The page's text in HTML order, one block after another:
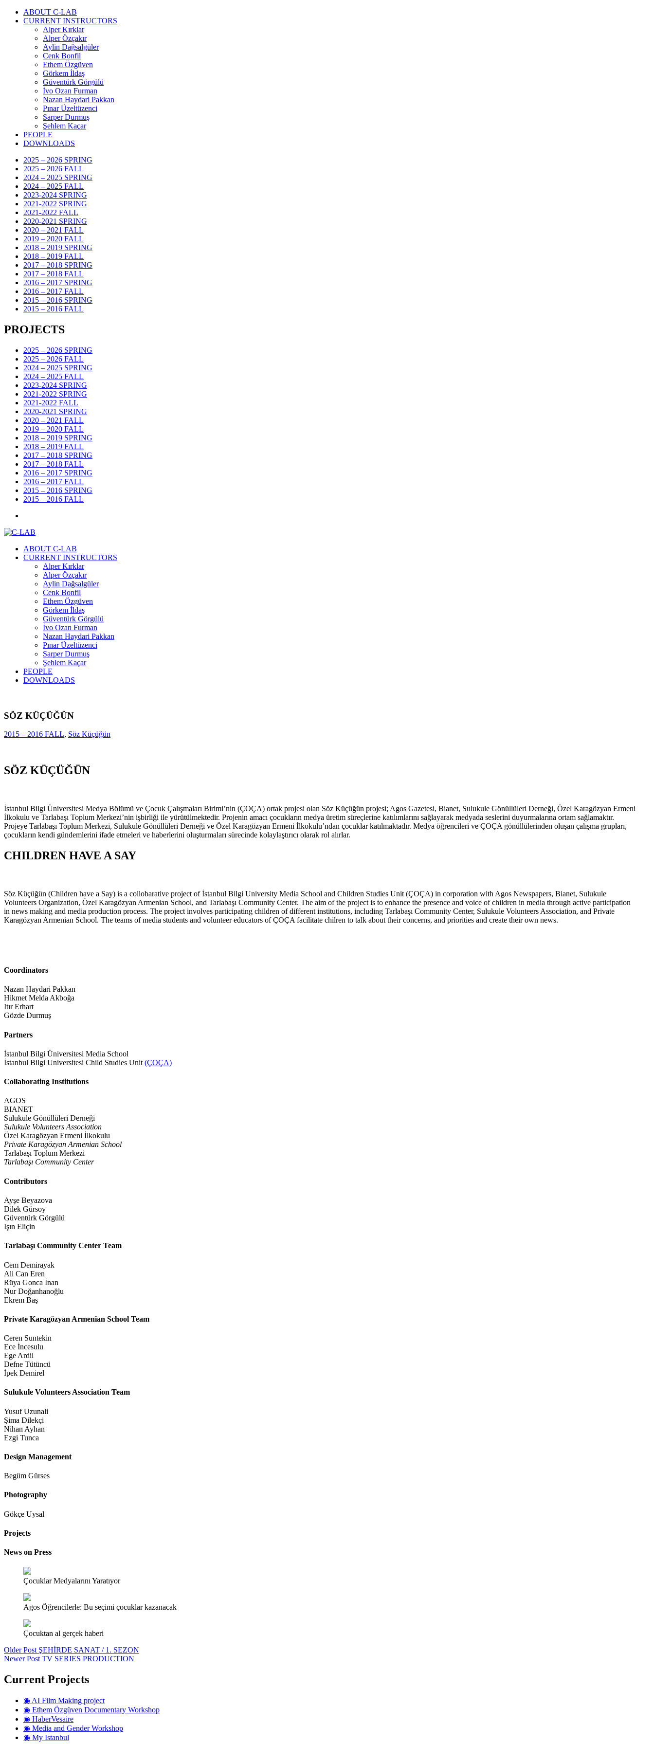
ABOUT C-LAB
CURRENT INSTRUCTORS
Alper Kırklar
Alper Özçakır
Aylin Dağsalgüler
Cenk Bonfil
Ethem Özgüven
Görkem İldaş
Güventürk Görgülü
İvo Ozan Furman
Nazan Haydari Pakkan
Pınar Üzeltüzenci
Sarper Durmuş
Şehlem Kaçar
PEOPLE
DOWNLOADS
2025 – 2026 SPRING
2025 – 2026 FALL
2024 – 2025 SPRING
2024 – 2025 FALL
2023-2024 SPRING
2021-2022 SPRING
2021-2022 FALL
2020-2021 SPRING
2020 – 2021 FALL
2019 – 2020 FALL
2018 – 2019 SPRING
2018 – 2019 FALL
2017 – 2018 SPRING
2017 – 2018 FALL
2016 – 2017 SPRING
2016 – 2017 FALL
2015 – 2016 SPRING
2015 – 2016 FALL
PROJECTS
2025 – 2026 SPRING
2025 – 2026 FALL
2024 – 2025 SPRING
2024 – 2025 FALL
2023-2024 SPRING
2021-2022 SPRING
2021-2022 FALL
2020-2021 SPRING
2020 – 2021 FALL
2019 – 2020 FALL
2018 – 2019 SPRING
2018 – 2019 FALL
2017 – 2018 SPRING
2017 – 2018 FALL
2016 – 2017 SPRING
2016 – 2017 FALL
2015 – 2016 SPRING
2015 – 2016 FALL
ABOUT C-LAB
CURRENT INSTRUCTORS
Alper Kırklar
Alper Özçakır
Aylin Dağsalgüler
Cenk Bonfil
Ethem Özgüven
Görkem İldaş
Güventürk Görgülü
İvo Ozan Furman
Nazan Haydari Pakkan
Pınar Üzeltüzenci
Sarper Durmuş
Şehlem Kaçar
PEOPLE
DOWNLOADS
SÖZ KÜÇÜĞÜN
2015 – 2016 FALL, Söz Küçüğün
SÖZ KÜÇÜĞÜN
İstanbul Bilgi Üniversitesi Medya Bölümü ve Çocuk Çalışmaları Birimi’nin (ÇOÇA) ortak projesi olan Söz Küçüğün projesi; Agos Gazetesi, Bianet, Sulukule Gönüllüleri Derneği, Özel Karagözyan Ermeni
İlkokulu ve Tarlabaşı Toplum Merkezi’nin işbirliği ile yürütülmektedir. Projenin amacı çocukların medya üretim süreçlerine katılımlarını sağlayarak medyada seslerini duyurmalarına ortam sağlamaktır.
Projeye Tarlabaşı Toplum Merkezi, Sulukule Gönüllüleri Derneği ve Özel Karagözyan Ermeni İlkokulu’ndan çocuklar katılmaktadır. Medya öğrencileri ve ÇOÇA gönüllülerinden oluşan çalışma grupları,
çocukların kendi gündemlerini ifade etmeleri ve haberlerini oluşturmaları sürecinde kolaylaştırıcı olarak rol alırlar.
CHILDREN HAVE A SAY
Söz Küçüğün (Children have a Say) is a collobarative project of İstanbul Bilgi University Media School and Children Studies Unit (ÇOÇA) in corporation with Agos Newspapers, Bianet, Sulukule
Volunteers Organization, Özel Karagözyan Armenian School, and Tarlabaşı Community Center. The aim of the project is to enhance the presence and voice of children in media through active participation
in news making and media production process. The project involves participating children of different institutions, including Tarlabaşı Community Center, Sulukule Volunteers Association, and Private
Karagözyan Armenian School. The teams of media students and volunteer educators of ÇOÇA facilitate chilren to talk about their concerns, and priorities and create their own news.
Coordinators
Nazan Haydari Pakkan
Hikmet Melda Akboğa
Itır Erhart
Gözde Durmuş
Partners
İstanbul Bilgi Üniversitesi Media School
İstanbul Bilgi Universitesi Child Studies Unit (ÇOÇA)
Collaborating Institutions
AGOS
BIANET
Sulukule Gönüllüleri Derneği
Sulukule Volunteers Association
Özel Karagözyan Ermeni İlkokulu
Private Karagözyan Armenian School
Tarlabaşı Toplum Merkezi
Tarlabaşı Community Center
Contributors
Ayşe Beyazova
Dilek Gürsoy
Güventürk Görgülü
Işın Eliçin
Tarlabaşı Community Center Team
Cem Demirayak
Ali Can Eren
Rüya Gonca İnan
Nur Doğanhanoğlu
Ekrem Baş
Private Karagözyan Armenian School Team
Ceren Suntekin
Ece İncesulu
Ege Ardil
Defne Tütüncü
İpek Demirel
Sulukule Volunteers Association Team
Yusuf Uzunali
Şima Dilekçi
Nihan Ayhan
Ezgi Tunca
Design Management
Begüm Gürses
Photography
Gökçe Uysal
Projects
News on Press
Çocuklar Medyalarını Yaratıyor
Agos Öğrencilerle: Bu seçimi çocuklar kazanacak
Çocuktan al gerçek haberi
Older Post ŞEHİRDE SANAT / 1. SEZON
Newer PostTV SERIES PRODUCTION
Current Projects
◉ AI Film Making project
◉ Ethem Özgüven Documentary Workshop
◉ HaberVesaire
◉ Media and Gender Workshop
◉ My Istanbul